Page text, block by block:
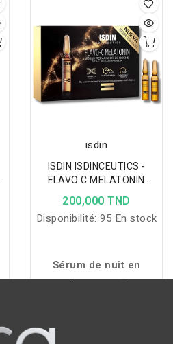
profondeur sans
dessécher la peau. La
gelée purifiante aide à
éliminer quotidiennement
l'excès de sébum et
fraîche et lumineuse.
isdin
ISDIN ISDINCEUTICS -
FLAVO C MELATONIN
SERUM REPARATEUR NUIT
30*2ML
200,000 TND
Disponibilité: 95 En stock
Sérum de nuit en
ampoules pour réparer,